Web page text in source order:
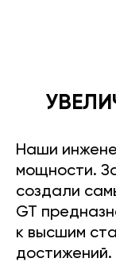
Наши
мощности.
создали
GT
к высшим